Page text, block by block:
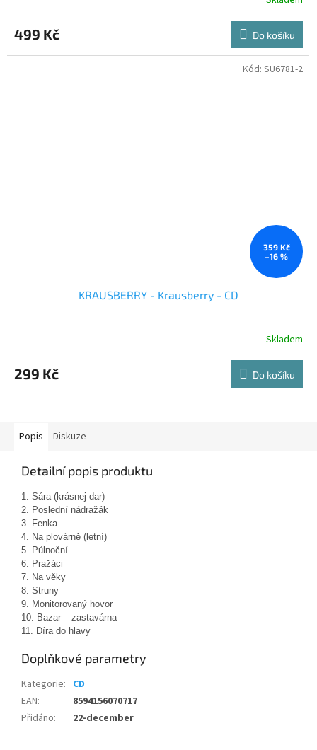
499 Kč Do košíku
359 Kč
–16 %
KRAUSBERRY - Krausberry - CD
Skladem
299 Kč Do košíku
Kód: SU6781-2
Popis Diskuze
Detailní popis produktu
1. Sára (krásnej dar)
2. Poslední nádražák
3. Fenka
4. Na plovárně (letní)
5. Půlnoční
6. Pražáci
7. Na věky
8. Struny
9. Monitorovaný hovor
10. Bazar – zastavárna
11. Díra do hlavy
Doplňkové parametry
Kategorie: CD
EAN:
8594156070717
Přidáno: 22-december